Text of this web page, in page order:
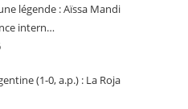
légende : Aïssa Mandi
intern…
(1-0, a.p.) : La Roja